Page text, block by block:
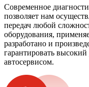
Современное
позволяет нам
передач любой
оборудования,
разработано и
гарантировать
автосервисом.